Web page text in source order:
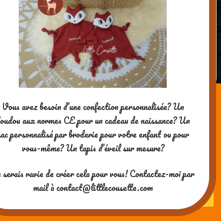
Muffins framboises ultra-rapides et
super bons
Powered by WordPress| theme
Vous avez besoin d’une confection personnalisée? Un
aux normes CE pour un cadeau de naissance? Un
personnalisé par broderie pour votre enfant ou pour
vous-même? Un tapis d’éveil sur mesure?
ravie de créer cela pour vous! Contactez-moi par
mail à contact@littlecousette.com
Merci pour votre visite ! Si vous
aimez mes contenus, vous
pouvez me soutenir en me